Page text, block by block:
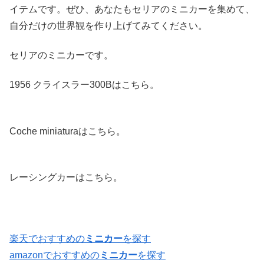
イテムです。ぜひ、あなたもセリアのミニカーを集めて、
自分だけの世界観を作り上げてみてください。
セリアのミニカーです。
1956 クライスラー300Bはこちら。
Coche miniaturaはこちら。
レーシングカーはこちら。
楽天でおすすめのミニカーを探す
amazonでおすすめのミニカーを探す